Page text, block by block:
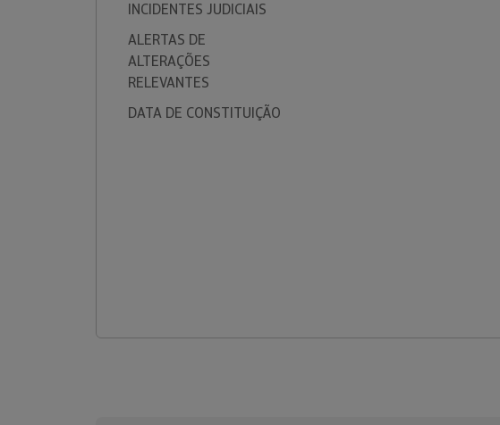
INCIDENTES JUDICIAIS
ALERTAS DE
ALTERAÇÕES
RELEVANTES
DATA DE CONSTITUIÇÃO